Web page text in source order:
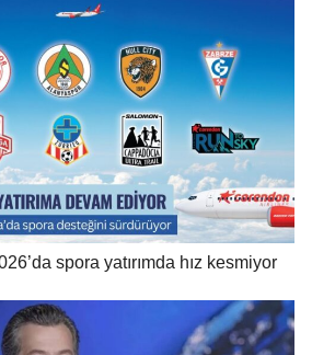
spora yatırımda hız kesmiyor